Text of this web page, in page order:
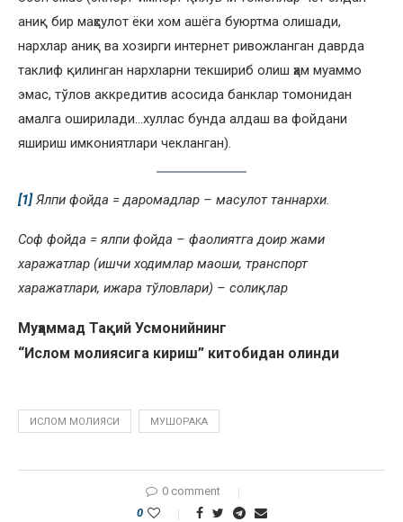
аниқ бир маҳсулот ёки хом ашёга буюртма олишади,
нархлар аниқ ва хозирги интернет ривожланган даврда
таклиф қилинган нархларни текшириб олиш ҳам муаммо
эмас, тўлов аккредитив асосида банклар томонидан
амалга оширилади…хуллас бунда алдаш ва фойдани
яшириш имкониятлари чекланган).
[1]Ялпи фойда = даромадлар – масулот таннархи.
Соф фойда = ялпи фойда – фаолиятга доир жами
харажатлар (ишчи ходимлар маоши, транспорт
харажатлари, ижара тўловлари) – солиқлар
Муҳаммад Тақий Усмонийнинг
“Ислом молиясига кириш” китобидан олинди
ИСЛОМ МОЛИЯСИ МУШОРАКА
0 comment
0